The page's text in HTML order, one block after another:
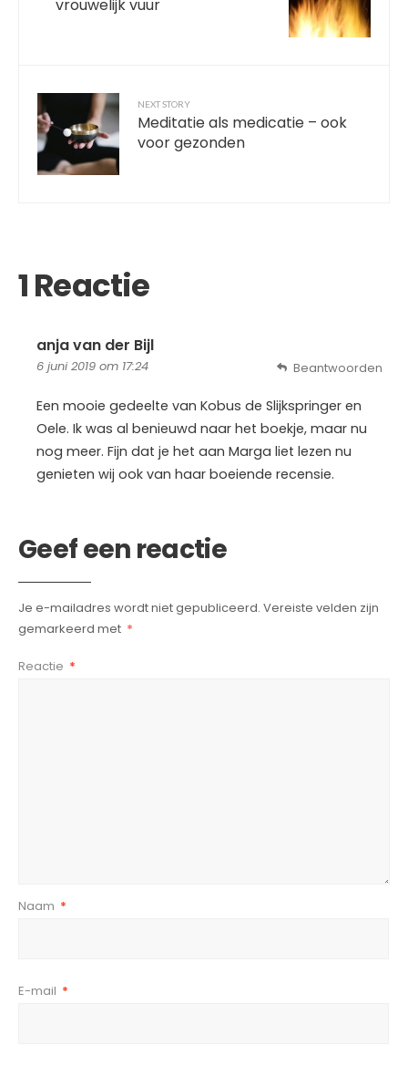
vrouwelijk vuur
NEXT STORY
Meditatie als medicatie – ook
voor gezonden
1 Reactie
anja van der Bijl
6 juni 2019 om 17:24
Een mooie gedeelte van Kobus de Slijkspringer en
Oele. Ik was al benieuwd naar het boekje, maar nu
nog meer. Fijn dat je het aan Marga liet lezen nu
genieten wij ook van haar boeiende recensie.
Beantwoorden
Geef een reactie
Je e-mailadres wordt niet gepubliceerd. Vereiste velden zijn
gemarkeerd met *
Reactie *
Naam *
E-mail *